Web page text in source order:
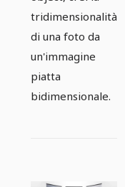
tridimensionalità
di una foto da
un'immagine
piatta
bidimensionale.